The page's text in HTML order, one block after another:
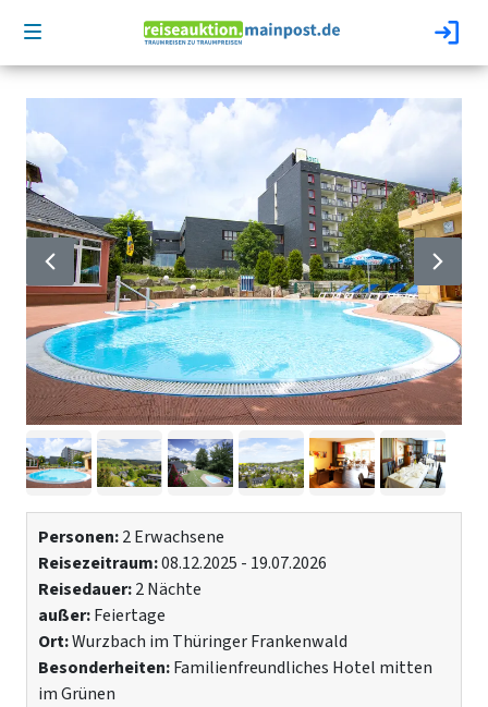
Personen:2 Erwachsene
Reisezeitraum:08.12.2025 - 19.07.2026
Reisedauer:2 Nächte
außer:Feiertage
Ort:Wurzbach im Thüringer Frankenwald
Besonderheiten:Familienfreundliches Hotel mitten
im Grünen